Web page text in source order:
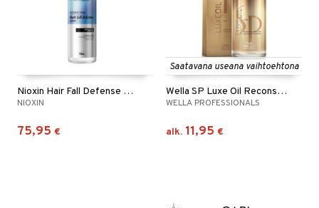
Nioxin Hair Fall Defense Serum
NIOXIN
75,95 €
Saatavana useana vaihtoehtona
Wella SP Luxe Oil Reconstructive Elixir
WELLA PROFESSIONALS
alk. 11,95 €